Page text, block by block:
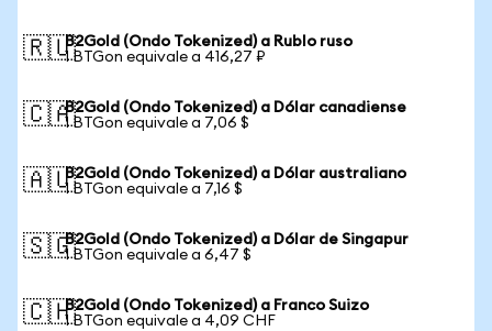
🇷🇺B2Gold (Ondo Tokenized) a Rublo ruso
1 BTGon equivale a 416,27 ₽
🇨🇦B2Gold (Ondo Tokenized) a Dólar canadiense
1 BTGon equivale a 7,06 $
🇦🇺B2Gold (Ondo Tokenized) a Dólar australiano
1 BTGon equivale a 7,16 $
🇸🇬B2Gold (Ondo Tokenized) a Dólar de Singapur
1 BTGon equivale a 6,47 $
🇨🇭B2Gold (Ondo Tokenized) a Franco Suizo
1 BTGon equivale a 4,09 CHF